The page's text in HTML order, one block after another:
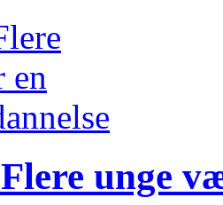
Flere unge